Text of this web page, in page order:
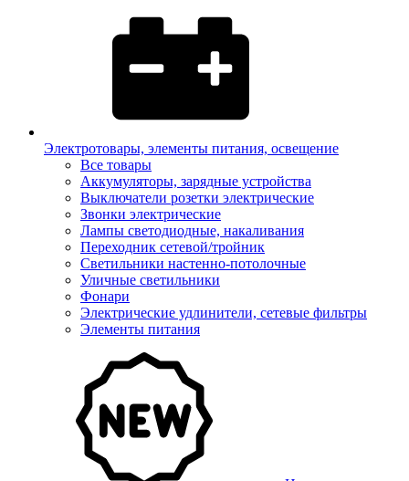
Электротовары, элементы питания, освещение
Все товары
Аккумуляторы, зарядные устройства
Выключатели розетки электрические
Звонки электрические
Лампы светодиодные, накаливания
Переходник сетевой/тройник
Светильники настенно-потолочные
Уличные светильники
Фонари
Электрические удлинители, сетевые фильтры
Элементы питания